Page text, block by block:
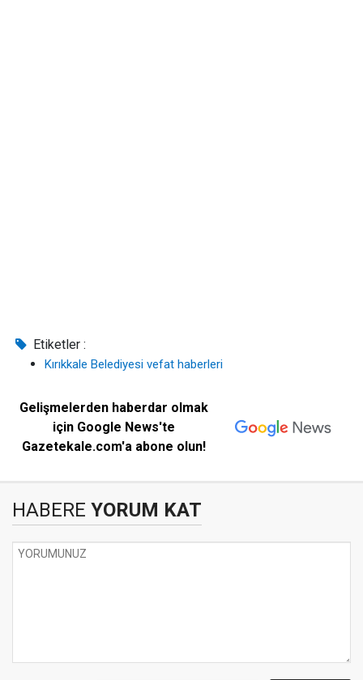
Etiketler :
Kırıkkale Belediyesi vefat haberleri
Gelişmelerden haberdar olmak
için Google News'te
Gazetekale.com'a abone olun!
HABERE YORUM KAT